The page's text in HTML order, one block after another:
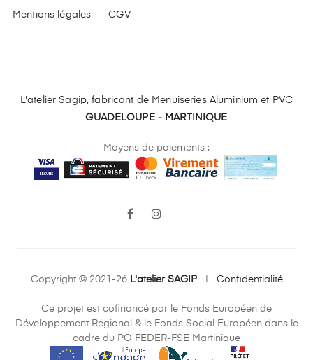
Mentions légales CGV
L'atelier Sagip, fabricant de Menuiseries Aluminium et PVC
GUADELOUPE - MARTINIQUE
Moyens de paiements :
Facebook
Copyright © 2021-26 L'atelier SAGIP| Confidentialité
Ce projet est cofinancé par le Fonds Européen de
Développement Régional & le Fonds Social Européen dans le
cadre du PO FEDER-FSE Martinique